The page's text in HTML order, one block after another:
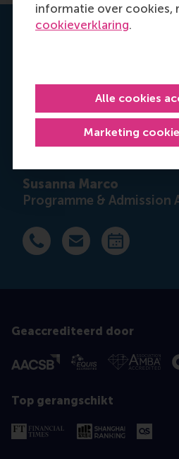
informatie over cookies,
cookieverklaring.
Marketing
Alle cookies
Susanna Marco
Programme & Admission
Bel +31 63 453 6053
E-mail Maak een
Geaccrediteerd door
Top gerangschikt